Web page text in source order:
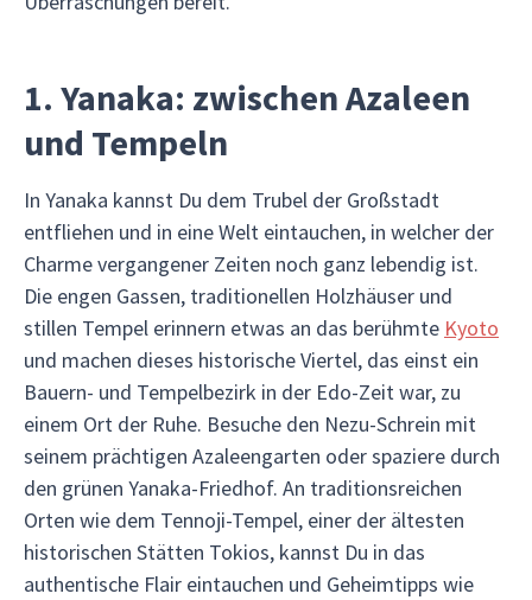
1. Yanaka: zwischen Azaleen
und Tempeln
In Yanaka kannst Du dem Trubel der Großstadt
entfliehen und in eine Welt eintauchen, in welcher der
Charme vergangener Zeiten noch ganz lebendig ist.
Die engen Gassen, traditionellen Holzhäuser und
stillen Tempel erinnern etwas an das berühmte Kyoto
und machen dieses historische Viertel, das einst ein
Bauern- und Tempelbezirk in der Edo-Zeit war, zu
einem Ort der Ruhe. Besuche den Nezu-Schrein mit
seinem prächtigen Azaleengarten oder spaziere durch
den grünen Yanaka-Friedhof. An traditionsreichen
Orten wie dem Tennoji-Tempel, einer der ältesten
historischen Stätten Tokios, kannst Du in das
authentische Flair eintauchen und Geheimtipps wie